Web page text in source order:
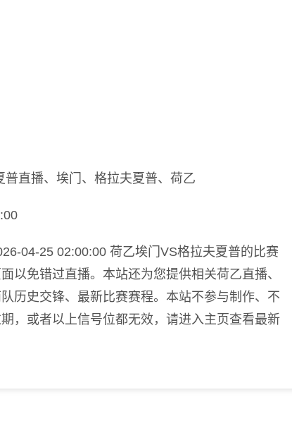
普直播、埃门、格拉夫夏普、荷乙
04-25 02:00:00 荷乙埃门VS格拉夫夏普的比赛
以免错过直播。本站还为您提供相关荷乙直播、
历史交锋、最新比赛赛程。本站不参与制作、不
，或者以上信号位都无效，请进入主页查看最新